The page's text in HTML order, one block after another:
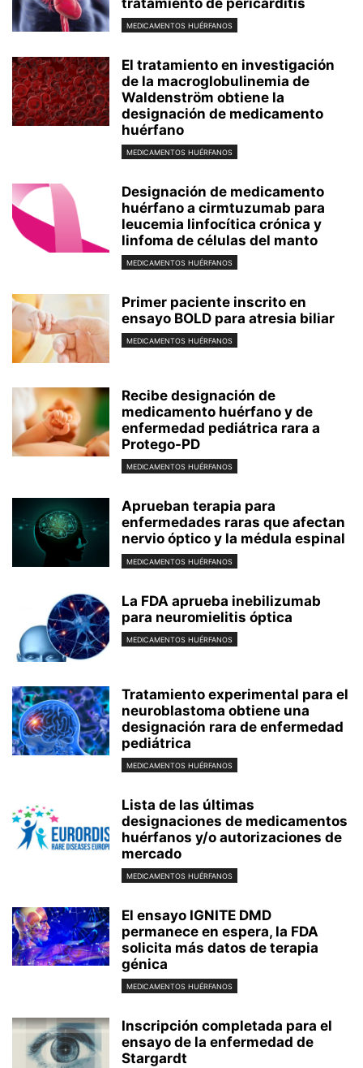
MEDICAMENTOS HUÉRFANOS
El tratamiento en investigación
de la macroglobulinemia de
Waldenström obtiene la
designación de medicamento
huérfano
MEDICAMENTOS HUÉRFANOS
Designación de medicamento
huérfano a cirmtuzumab para
leucemia linfocítica crónica y
linfoma de células del manto
MEDICAMENTOS HUÉRFANOS
Primer paciente inscrito en
ensayo BOLD para atresia biliar
MEDICAMENTOS HUÉRFANOS
Recibe designación de
medicamento huérfano y de
enfermedad pediátrica rara a
Protego-PD
MEDICAMENTOS HUÉRFANOS
Aprueban terapia para
enfermedades raras que afectan
nervio óptico y la médula espinal
MEDICAMENTOS HUÉRFANOS
La FDA aprueba inebilizumab
para neuromielitis óptica
MEDICAMENTOS HUÉRFANOS
Tratamiento experimental para el
neuroblastoma obtiene una
designación rara de enfermedad
pediátrica
MEDICAMENTOS HUÉRFANOS
Lista de las últimas
designaciones de medicamentos
huérfanos y/o autorizaciones de
mercado
MEDICAMENTOS HUÉRFANOS
El ensayo IGNITE DMD
permanece en espera, la FDA
solicita más datos de terapia
génica
MEDICAMENTOS HUÉRFANOS
Inscripción completada para el
ensayo de la enfermedad de
Stargardt